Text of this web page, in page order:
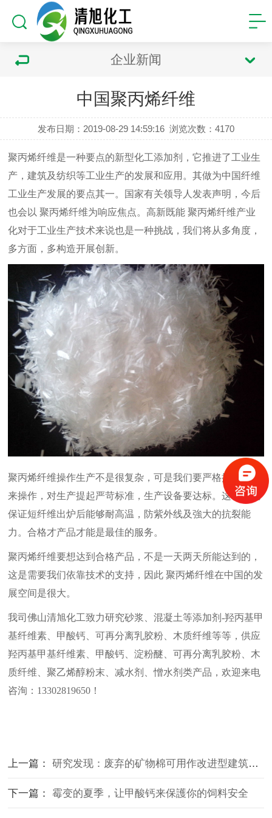
企业新闻
中国聚丙烯纤维
发布日期：2019-08-29 14:59:16 浏览次数：4170
聚丙烯纤维是一种要点的新型化工添加剂，它推进了工业生
产，建筑及纺织等工业生产的发展和应用。其做为中国纤维
工业生产发展的要点其一。国家有关领导人发表声明，今后
也会以 聚丙烯纤维为响应焦点。高新既能 聚丙烯纤维产业
化对于工业生产技术来说也是一种挑战，我们将从多角度，
多方面，多构造开展创新。
聚丙烯纤维操作生产不是很复杂，可是我们要严格按照指标
来操作，对生产提起严苛标准，生产设备要达标。这样才能
保证短纤维出炉后能够耐高温，防紫外线及強大的抗裂能
力。合格才产品才能是最佳的服务。
聚丙烯纤维要想达到合格产品，不是一天两天所能达到的，
这是需要我们依靠技术的支持，因此 聚丙烯纤维在中国的发
展空间是很大。
我司佛山清旭化工致力研究砂浆、混凝土等添加剂-羟丙基甲
基纤维素、甲酸钙、可再分离乳胶粉、木质纤维等等，供应
羟丙基甲基纤维素、甲酸钙、淀粉醚、可再分离乳胶粉、木
质纤维、聚乙烯醇粉末、减水剂、憎水剂类产品，欢迎来电
咨洵：13302819650！
上一篇：研究发现：废弃的矿物棉可用作改进型建筑砂浆
下一篇：霉变的夏季，让甲酸钙来保護你的饲料安全